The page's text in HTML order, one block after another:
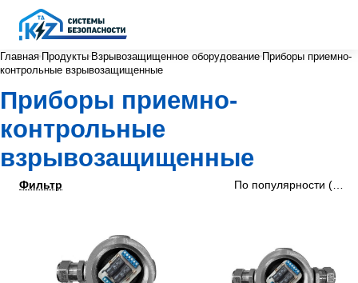
Главная Продукты Взрывозащищенное оборудование Приборы приемно-
контрольные взрывозащищенные
Приборы приемно-
контрольные
взрывозащищенные
Фильтр По популярности